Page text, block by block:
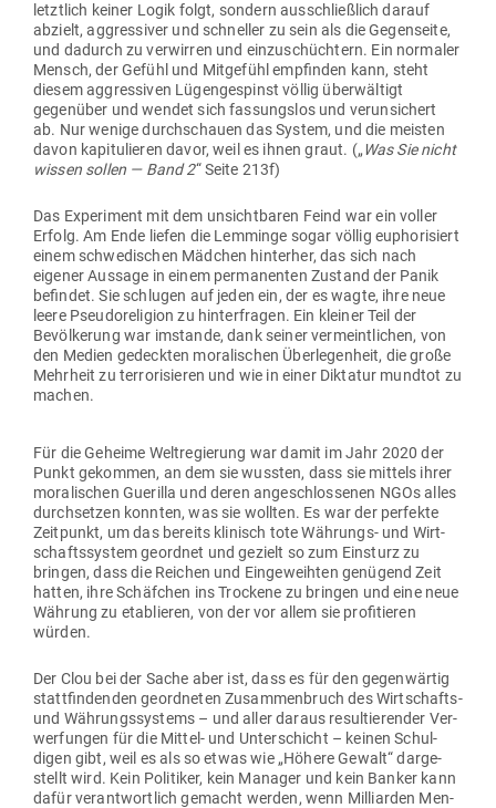
letztlich keiner Logik folgt, sondern aus­schließlich darauf
abzielt, aggres­siver und schneller zu sein als die Gegen­seite,
und dadurch zu ver­wirren und ein­zu­schüchtern. Ein nor­maler
Mensch, der Gefühl und Mit­gefühl emp­finden kann, steht
diesem aggres­siven Lügen­ge­spinst völlig über­wältigt
gegenüber und wendet sich fas­sungslos und ver­un­si­chert
ab. Nur wenige durch­schauen das System, und die meisten
davon kapi­tu­lieren davor, weil es ihnen graut. („Was Sie nicht
wissen sollen — Band 2“ Seite 213f)
Das Expe­riment mit dem unsicht­baren Feind war ein voller
Erfolg. Am Ende liefen die Lem­minge sogar völlig eupho­ri­siert
einem schwe­di­schen Mädchen hin­terher, das sich nach
eigener Aussage in einem per­ma­nenten Zustand der Panik
befindet. Sie schlugen auf jeden ein, der es wagte, ihre neue
leere Pseu­do­re­ligion zu hin­ter­fragen. Ein kleiner Teil der
Bevöl­kerung war imstande, dank seiner ver­meint­lichen, von
den Medien gedeckten mora­li­schen Über­le­genheit, die große
Mehrheit zu ter­ro­ri­sieren und wie in einer Dik­tatur mundtot zu
machen.
Für die Geheime Welt­re­gierung war damit im Jahr 2020 der
Punkt gekommen, an dem sie wussten, dass sie mittels ihrer
mora­li­schen Gue­rilla und deren ange­schlos­senen NGOs alles
durch­setzen konnten, was sie wollten. Es war der per­fekte
Zeit­punkt, um das bereits kli­nisch tote Wäh­rungs- und Wirt­
schafts­system geordnet und gezielt so zum Ein­sturz zu
bringen, dass die Reichen und Ein­ge­weihten genügend Zeit
hatten, ihre Schäfchen ins Tro­ckene zu bringen und eine neue
Währung zu eta­blieren, von der vor allem sie pro­fi­tieren
würden.
Der Clou bei der Sache aber ist, dass es für den gegen­wärtig
statt­fin­denden geord­neten Zusam­men­bruch des Wirt­schafts-
und Wäh­rungs­systems – und aller daraus resul­tie­render Ver­
wer­fungen für die Mittel- und Unter­schicht – keinen Schul­
digen gibt, weil es als so etwas wie „Höhere Gewalt“ dar­ge­
stellt wird. Kein Poli­tiker, kein Manager und kein Banker kann
dafür ver­ant­wortlich gemacht werden, wenn Mil­li­arden Men­